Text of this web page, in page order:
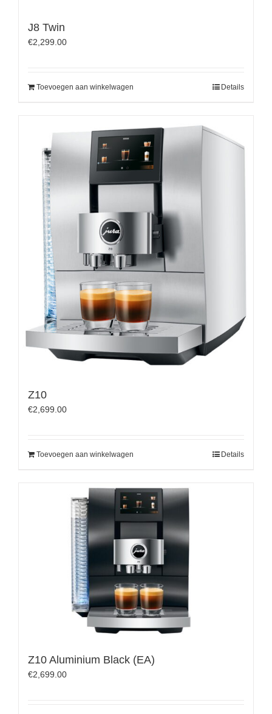
J8 Twin
€2,299.00
Toevoegen aan winkelwagen Details
Z10
€2,699.00
Toevoegen aan winkelwagen Details
Z10 Aluminium Black (EA)
€2,699.00